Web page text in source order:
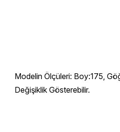
Modelin Ölçüleri: Boy:175,
Değişiklik Gösterebilir.